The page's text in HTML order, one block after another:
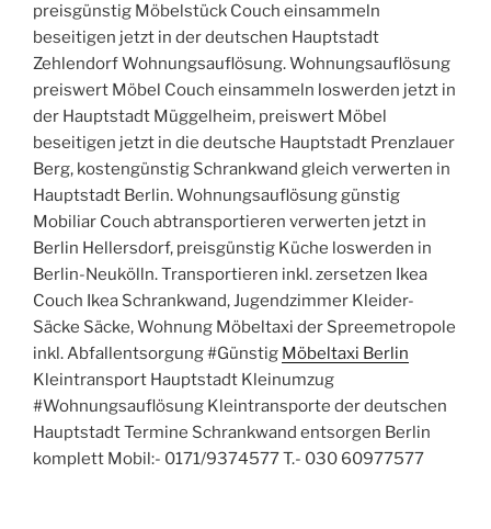
preisgünstig Möbelstück Couch einsammeln
beseitigen jetzt in der deutschen Hauptstadt
Zehlendorf Wohnungsauflösung. Wohnungsauflösung
preiswert Möbel Couch einsammeln loswerden jetzt in
der Hauptstadt Müggelheim, preiswert Möbel
beseitigen jetzt in die deutsche Hauptstadt Prenzlauer
Berg, kostengünstig Schrankwand gleich verwerten in
Hauptstadt Berlin. Wohnungsauflösung günstig
Mobiliar Couch abtransportieren verwerten jetzt in
Berlin Hellersdorf, preisgünstig Küche loswerden in
Berlin-Neukölln. Transportieren inkl. zersetzen Ikea
Couch Ikea Schrankwand, Jugendzimmer Kleider-
Säcke Säcke, Wohnung Möbeltaxi der Spreemetropole
inkl. Abfallentsorgung #Günstig Möbeltaxi Berlin
Kleintransport Hauptstadt Kleinumzug
#Wohnungsauflösung Kleintransporte der deutschen
Hauptstadt Termine Schrankwand entsorgen Berlin
komplett Mobil:- 0171/9374577 T.- 030 60977577